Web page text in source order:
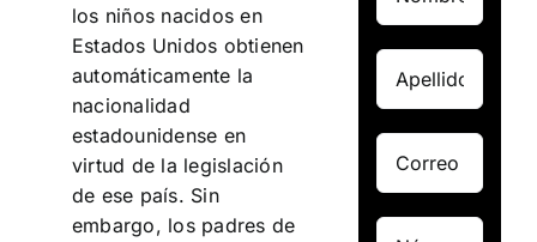
los niños nacidos en
Estados Unidos obtienen
automáticamente la
nacionalidad
estadounidense en
virtud de la legislación
de ese país. Sin
embargo, los padres de